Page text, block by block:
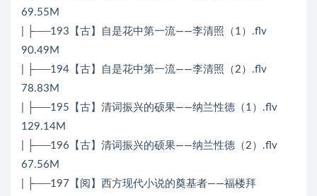
69.55M
| ├──193【古】自是花中第一流——李清照（1）.flv
90.49M
| ├──194【古】自是花中第一流——李清照（2）.flv
78.83M
| ├──195【古】清词振兴的硕果——纳兰性德（1）.flv
129.14M
| ├──196【古】清词振兴的硕果——纳兰性德（2）.flv
67.56M
| ├──197【阅】西方现代小说的奠基者——福楼拜